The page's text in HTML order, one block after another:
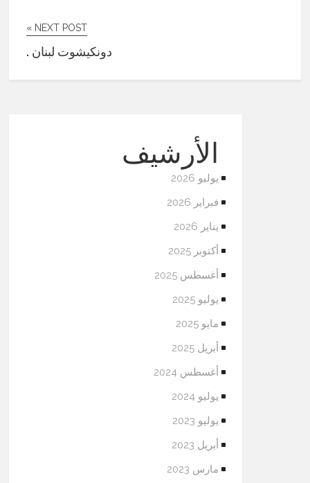
NEXT POST »
دونكيشوت لبنان .
الأرشيف
يوليو 2026
فبراير 2026
يناير 2026
أكتوبر 2025
أغسطس 2025
يوليو 2025
مايو 2025
أبريل 2025
أغسطس 2024
يوليو 2024
يوليو 2023
أبريل 2023
مارس 2023